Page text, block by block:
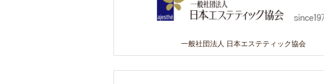
一般社団法人 日本エステティック協会